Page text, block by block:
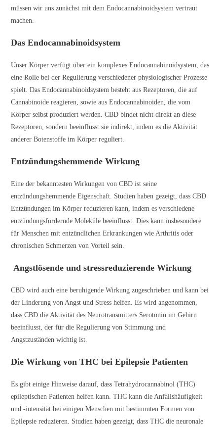
müssen wir uns zunächst mit dem Endocannabinoidsystem vertraut
machen.
Das Endocannabinoidsystem
Unser Körper verfügt über ein komplexes Endocannabinoidsystem, das
eine Rolle bei der Regulierung verschiedener physiologischer Prozesse
spielt. Das Endocannabinoidsystem besteht aus Rezeptoren, die auf
Cannabinoide reagieren, sowie aus Endocannabinoiden, die vom
Körper selbst produziert werden. CBD bindet nicht direkt an diese
Rezeptoren, sondern beeinflusst sie indirekt, indem es die Aktivität
anderer Botenstoffe im Körper reguliert.
Entzündungshemmende Wirkung
Eine der bekanntesten Wirkungen von CBD ist seine
entzündungshemmende Eigenschaft. Studien haben gezeigt, dass CBD
Entzündungen im Körper reduzieren kann, indem es verschiedene
entzündungsfördernde Moleküle beeinflusst. Dies kann insbesondere
für Menschen mit entzündlichen Erkrankungen wie Arthritis oder
chronischen Schmerzen von Vorteil sein.
Angstlösende und stressreduzierende Wirkung
CBD wird auch eine beruhigende Wirkung zugeschrieben und kann bei
der Linderung von Angst und Stress helfen. Es wird angenommen,
dass CBD die Aktivität des Neurotransmitters Serotonin im Gehirn
beeinflusst, der für die Regulierung von Stimmung und
Angstzuständen wichtig ist.
Die Wirkung von THC bei Epilepsie Patienten
Es gibt einige Hinweise darauf, dass Tetrahydrocannabinol (THC)
epileptischen Patienten helfen kann. THC kann die Anfallshäufigkeit
und -intensität bei einigen Menschen mit bestimmten Formen von
Epilepsie reduzieren. Studien haben gezeigt, dass THC die neuronale